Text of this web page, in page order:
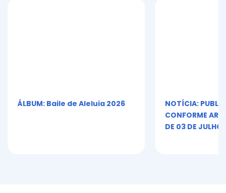
ÁLBUM: Baile de Aleluia 2026
NOTÍCIA:
CONFORME ART.
DE 03 DE JULHO